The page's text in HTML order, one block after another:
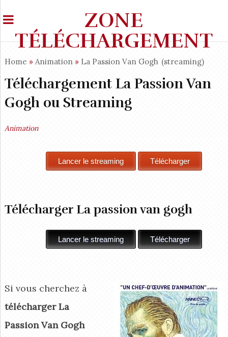
ZONE
TÉLÉCHARGEMENT
Home » Animation » La Passion Van Gogh (streaming)
Téléchargement La Passion Van
Gogh ou Streaming
Animation
Télécharger La passion van gogh
Si vous cherchez à
télécharger La
Passion Van Gogh